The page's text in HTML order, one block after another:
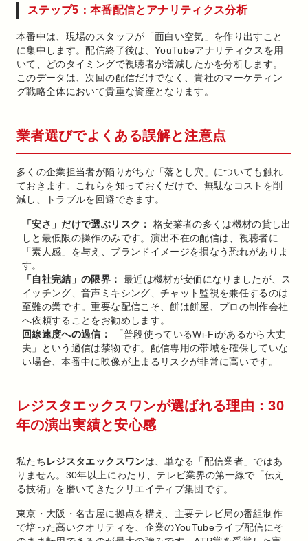
ステップ5：本番配信とアナリティクス分析
本番中は、現場のスタッフが「面白い空気」を作り出すこと
に集中します。配信終了後は、YouTubeアナリティクスを用
いて、どのタイミングで視聴者が増減したかを分析します。
このデータは、次回の配信だけでなく、貴社のマーケティン
グ戦略全体において貴重な資産となります。
業者選びでよくある誤解と注意点
多くの企業担当者が陥りがちな「落とし穴」についても触れ
ておきます。これらを知っておくだけで、無駄なコストを削
減し、トラブルを回避できます。
「安さ」だけで選ぶリスク：
格安業者の多くは機材の貸し出
しと最低限の操作のみです。演出不在の配信は、視聴者に
「素人感」を与え、ブランドイメージを損なう恐れがありま
す。
「自社完結」の限界：
最近は機材が安価になりましたが、ス
イッチング、音声ミキシング、チャット監視を兼任するのは
至難の業です。重要な配信こそ、餅は餅屋、プロの制作会社
へ依頼することをお勧めします。
回線速度への過信：
「普段使っているWi-Fiがあるから大丈
夫」という過信は禁物です。配信専用の帯域を確保していな
い場合、本番中に映像が止まるリスクが非常に高いです。
レジスタエックスワンが選ばれる理由：30
年の演出実績と安心感
私たちレジスタエックスワンは、単なる「配信業者」ではあ
りません。30年以上にわたり、テレビ業界の第一線で「伝え
る技術」を磨いてきたクリエイティブ集団です。
東京・大阪・名古屋に拠点を構え、主要テレビ局の番組制作
で培った高いクオリティを、企業のYouTubeライブ配信にそ